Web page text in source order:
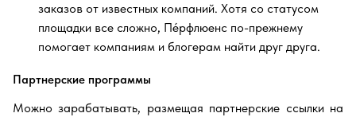
заказов от известных компаний. Хотя со статусом
площадки все сложно, Пéрфлюенс по-прежнему
помогает компаниям и блогерам найти друг друга.
Партнерские программы
Можно зарабатывать, размещая партнерские ссылки на